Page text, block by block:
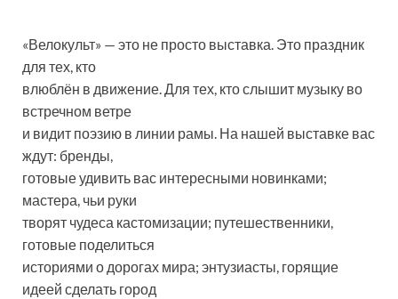
«Велокульт» — это не просто выставка. Это праздник
для тех, кто
влюблён в движение. Для тех, кто слышит музыку во
встречном ветре
и видит поэзию в линии рамы. На нашей выставке вас
ждут: бренды,
готовые удивить вас интересными новинками;
мастера, чьи руки
творят чудеса кастомизации; путешественники,
готовые поделиться
историями о дорогах мира; энтузиасты, горящие
идеей сделать город